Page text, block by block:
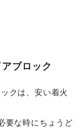
ブロック
クは、安い着火
要な時にちょうど